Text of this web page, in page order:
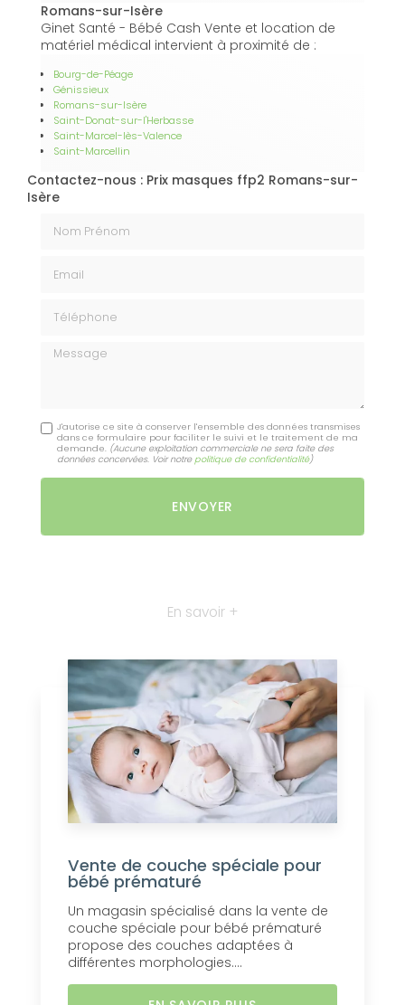
Romans-sur-Isère
Ginet Santé - Bébé Cash Vente et location de
matériel médical intervient à proximité de :
Bourg-de-Péage
Génissieux
Romans-sur-Isère
Saint-Donat-sur-l'Herbasse
Saint-Marcel-lès-Valence
Saint-Marcellin
Contactez-nous : Prix masques ffp2 Romans-sur-
Isère
Message
J'autorise ce site à conserver l'ensemble des données transmises
dans ce formulaire pour faciliter le suivi et le traitement de ma
demande. (Aucune exploitation commerciale ne sera faite des
données concervées. Voir notre politique de confidentialité)
En savoir +
Vente de couche spéciale pour
bébé prématuré
Un magasin spécialisé dans la vente de
couche spéciale pour bébé prématuré
propose des couches adaptées à
différentes morphologies....